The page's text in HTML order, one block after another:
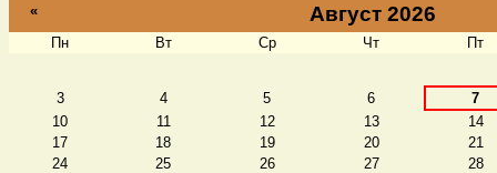
« Август 2026
Пн Вт Ср Чт Пт
3 4 5 6
7
10
11 12 13
14
17
18 19 20
21
24
25 26 27
28